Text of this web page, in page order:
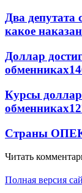
Два
какое
Доллар
обменниках
Курсы
обменниках
Страны
Читать
Полная версия